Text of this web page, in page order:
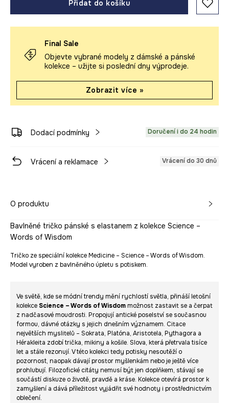
Přidat do košíku
Final Sale
Objevte vybrané modely z dámské a pánské
kolekce – užijte si poslední dny výprodeje.
Zobrazit více »
Dodací podmínky Doručení i do 24 hodin
Vrácení a reklamace Vrácení do 30 dnů
O produktu
Bavlněné tričko pánské s elastanem z kolekce Science –
Words of Wisdom
Tričko ze speciální kolekce Medicine – Science – Words of Wisdom.
Model vyroben z bavlněného úpletu s potiskem.
Ve světě, kde se módní trendy mění rychlostí světla, přináší letošní
kolekceScience – Words of Wisdom možnost zastavit se a čerpat
z nadčasové moudrosti. Propojují antické poselství se současnou
formou, dávné otázky s jejich dnešním významem. Citace
největších myslitelů – Sokrata, Platóna, Aristotela, Pythagora a
Hérakleita zdobí trička, mikiny a košile. Slova, která přetrvala tisíce
let a stále rezonují. V této kolekci tedy potisky nesoutěží o
pozornost, naopak dávají prostor myšlenkám nebo je ještě více
prohlubují. Filozofické citáty nemusí být jen doplňkem, stávají se
součástí diskuze o životě, pravdě a kráse. Kolekce otevírá prostor k
zamyšlení a dává příležitost vyjádřit své hodnoty i prostřednictvím
oblečení.